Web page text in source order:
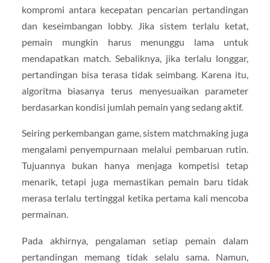
kompromi antara kecepatan pencarian pertandingan
dan keseimbangan lobby. Jika sistem terlalu ketat,
pemain mungkin harus menunggu lama untuk
mendapatkan match. Sebaliknya, jika terlalu longgar,
pertandingan bisa terasa tidak seimbang. Karena itu,
algoritma biasanya terus menyesuaikan parameter
berdasarkan kondisi jumlah pemain yang sedang aktif.
Seiring perkembangan game, sistem matchmaking juga
mengalami penyempurnaan melalui pembaruan rutin.
Tujuannya bukan hanya menjaga kompetisi tetap
menarik, tetapi juga memastikan pemain baru tidak
merasa terlalu tertinggal ketika pertama kali mencoba
permainan.
Pada akhirnya, pengalaman setiap pemain dalam
pertandingan memang tidak selalu sama. Namun,